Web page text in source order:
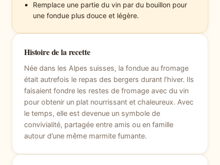
Remplace une partie du vin par du bouillon pour
une fondue plus douce et légère.
Histoire de la recette
Née dans les Alpes suisses, la fondue au fromage
était autrefois le repas des bergers durant l’hiver. Ils
faisaient fondre les restes de fromage avec du vin
pour obtenir un plat nourrissant et chaleureux. Avec
le temps, elle est devenue un symbole de
convivialité, partagée entre amis ou en famille
autour d’une même marmite fumante.